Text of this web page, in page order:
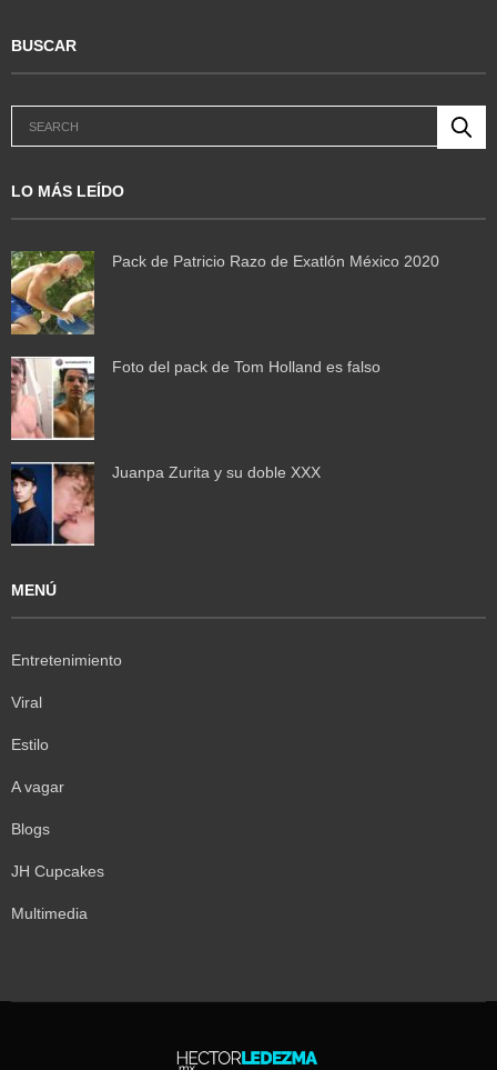
BUSCAR
LO MÁS LEÍDO
Pack de Patricio Razo de Exatlón México 2020
Foto del pack de Tom Holland es falso
Juanpa Zurita y su doble XXX
MENÚ
Entretenimiento
Viral
Estilo
A vagar
Blogs
JH Cupcakes
Multimedia